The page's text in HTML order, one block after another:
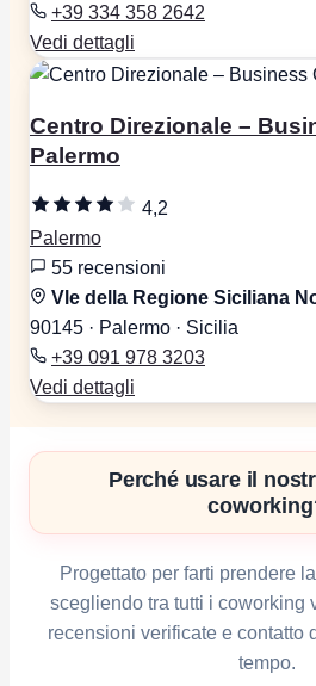
+39 334 358 2642
Vedi dettagli
Centro Direzionale –
Palermo
4,2
Palermo
55 recensioni
Vle della Regione Siciliana
90145 · Palermo · Sicilia
+39 091 978 3203
Vedi dettagli
Perché usare il
Progettato per farti prendere
scegliendo tra tutti i coworking
recensioni verificate e contatto
tempo.